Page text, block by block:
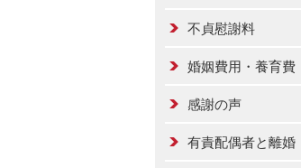
不貞慰謝料
婚姻費用・養育費
感謝の声
有責配偶者と離婚